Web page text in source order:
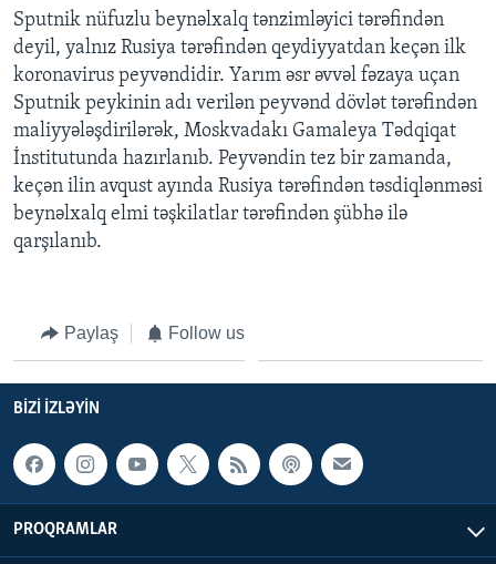
Sputnik nüfuzlu beynəlxalq tənzimləyici tərəfindən
deyil, yalnız Rusiya tərəfindən qeydiyyatdan keçən ilk
koronavirus peyvəndidir. Yarım əsr əvvəl fəzaya uçan
Sputnik peykinin adı verilən peyvənd dövlət tərəfindən
maliyyələşdirilərək, Moskvadakı Gamaleya Tədqiqat
İnstitutunda hazırlanıb. Peyvəndin tez bir zamanda,
keçən ilin avqust ayında Rusiya tərəfindən təsdiqlənməsi
beynəlxalq elmi təşkilatlar tərəfindən şübhə ilə
qarşılanıb.
Paylaş Follow us
BIZI IZLƏYIN
PROQRAMLAR